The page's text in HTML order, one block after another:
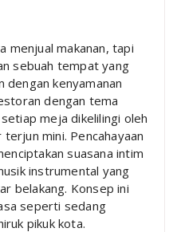
menjual makanan, tapi
sebuah tempat yang
dengan kenyamanan
dengan tema
meja dikelilingi oleh
mini. Pencahayaan
suasana intim
instrumental yang
belakang. Konsep ini
seperti sedang
pikuk kota.